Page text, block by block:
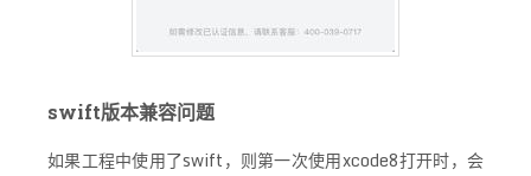
swift版本兼容问题
如果工程中使用了swift，则第一次使用xcode8打开时，会